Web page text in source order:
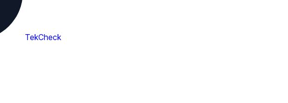
TekCheck